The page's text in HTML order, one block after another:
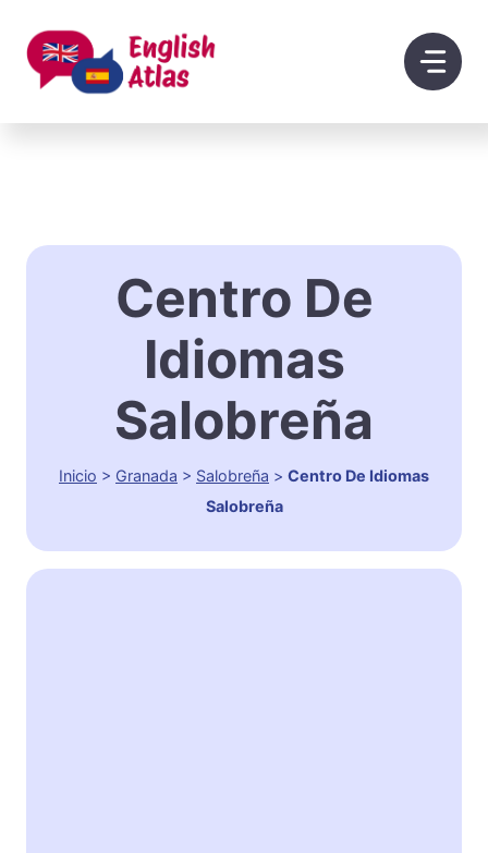
contenido
Centro De
Idiomas
Salobreña
Inicio > Granada > Salobreña > Centro De Idiomas
Salobreña